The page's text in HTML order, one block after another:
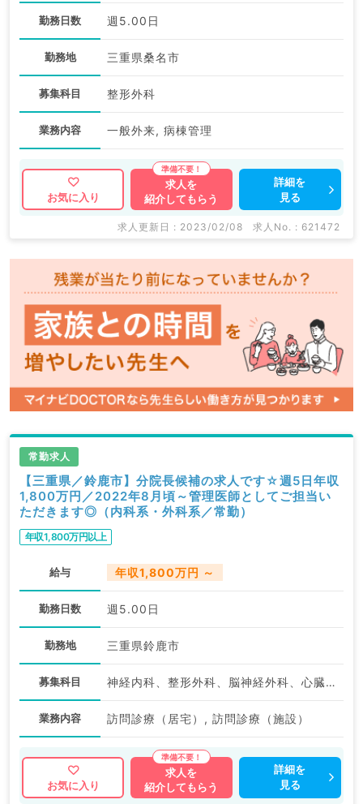
勤務日数 週5.00日
勤務地 三重県桑名市
募集科目 整形外科
業務内容 一般外来, 病棟管理
お気に入り
求人を
紹介してもらう
詳細を
見る
求人更新日 : 2023/02/08 求人No. : 621472
常勤求人
【三重県／鈴鹿市】分院長候補の求人です☆週5日年収
1,800万円／2022年8月頃～管理医師としてご担当い
ただきます◎（内科系・外科系／常勤）
年収1,800万円以上
給与 年収1,800万円 ～
勤務日数 週5.00日
勤務地 三重県鈴鹿市
募集科目 神経内科、整形外科、脳神経外科、心臓血管外科、泌尿器科、一般内科、循環器内科、呼吸器内科、消化器内科、内分泌・代謝内科、腎臓内科、老年内科、血液内科、外科系全般、一般外科、消化器外科、科目不問
業務内容 訪問診療（居宅）, 訪問診療（施設）
お気に入り
求人を
紹介してもらう
詳細を
見る